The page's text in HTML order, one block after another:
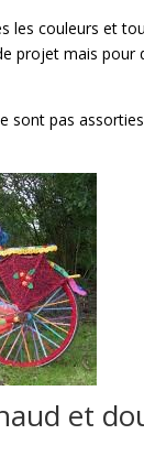
les couleurs et
projet mais
pas
et